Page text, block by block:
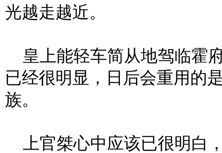
光越走越近。
皇上能轻车简从地驾临霍
已经很明显，日后会重用的
族。
上官桀心中应该已很明白